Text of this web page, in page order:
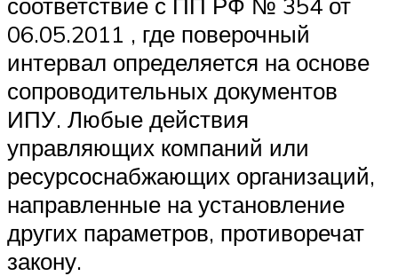
06.05.2011 , где поверочный
интервал определяется на основе
сопроводительных документов
ИПУ. Любые действия
управляющих компаний или
ресурсоснабжающих организаций,
направленные на установление
других параметров, противоречат
закону.